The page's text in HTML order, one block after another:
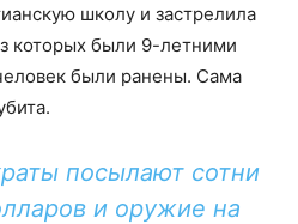
школу и застрелила
которых были 9-летними
были ранены. Сама
посылают сотни
и оружие на